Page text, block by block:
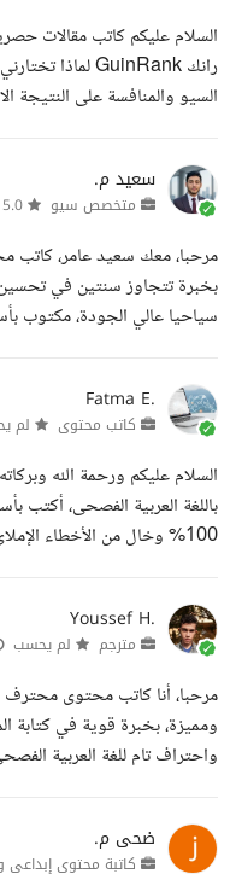
السلام عليكم كاتب مقالات
السيو والمنافسة على النتيجة
سعيد م.
متخصص سيو
بخبرة تتجاوز سنتين في
سياحيا عالي الجودة، مكتوب
Fatma E.
كاتب محتوى لم
السلام عليكم ورحمة الله
باللغة العربية الفصحى،
100% وخال من الأخطاء الإملائ...
Youssef H.
مترجم لم يحسب
مرحبا، أنا كاتب محتوى
واحتراف تام للغة العربية
ضحى م.
كاتبة محتوى إبداعي